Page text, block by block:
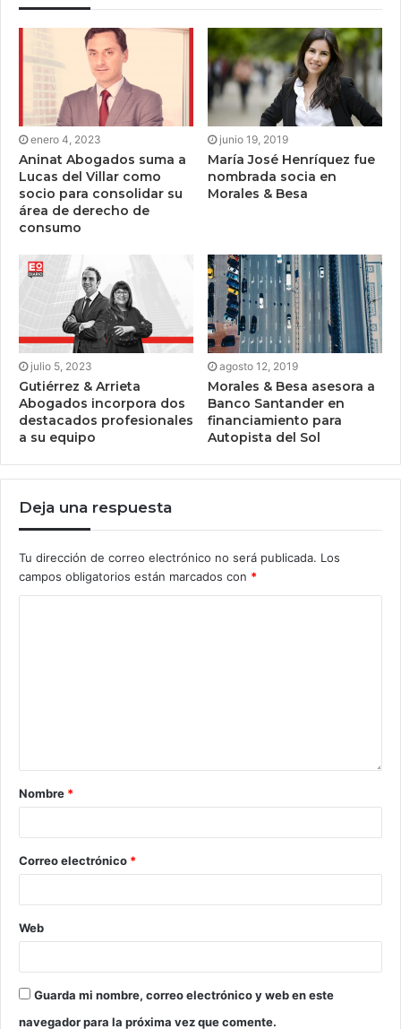
enero 4, 2023
Aninat Abogados suma a
Lucas del Villar como
socio para consolidar su
área de derecho de
consumo
junio 19, 2019
María José Henríquez fue
nombrada socia en
Morales & Besa
julio 5, 2023
Gutiérrez & Arrieta
Abogados incorpora dos
destacados profesionales
a su equipo
agosto 12, 2019
Morales & Besa asesora a
Banco Santander en
financiamiento para
Autopista del Sol
Deja una respuesta
Tu dirección de correo electrónico no será publicada. Los
campos obligatorios están marcados con *
Nombre *
Correo electrónico *
Web
Guarda mi nombre, correo electrónico y web en este
navegador para la próxima vez que comente.